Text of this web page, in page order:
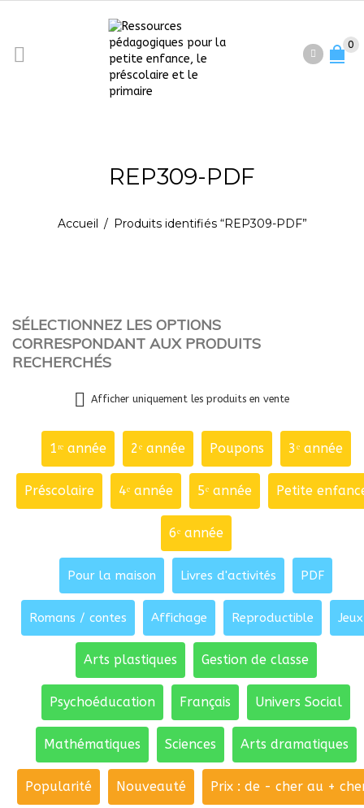
0
REP309-PDF
Accueil / Produits identifiés “REP309-PDF”
SÉLECTIONNEZ LES OPTIONS
CORRESPONDANT AUX PRODUITS
RECHERCHÉS
Afficher uniquement les produits en vente
1ʳᵉ année 2ᵉ année Poupons 3ᵉ année
Préscolaire 4ᵉ année 5ᵉ année Petite
6ᵉ année
Pour la maison Livres d'activités PDF
Romans / contes Affichage Reproductible Jeux
Arts plastiques Gestion de classe
Psychoéducation Français Univers Social
Mathématiques Sciences Arts dramatiques
Popularité Nouveauté Prix : de - cher au +